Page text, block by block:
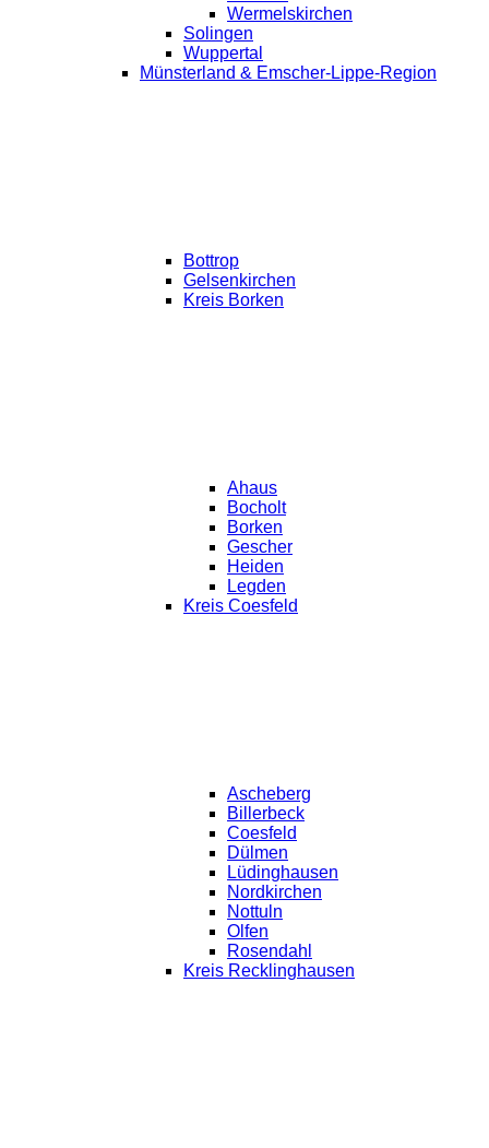
Wermelskirchen
Solingen
Wuppertal
Münsterland & Emscher-Lippe-Region
Bottrop
Gelsenkirchen
Kreis Borken
Ahaus
Bocholt
Borken
Gescher
Heiden
Legden
Kreis Coesfeld
Ascheberg
Billerbeck
Coesfeld
Dülmen
Lüdinghausen
Nordkirchen
Nottuln
Olfen
Rosendahl
Kreis Recklinghausen